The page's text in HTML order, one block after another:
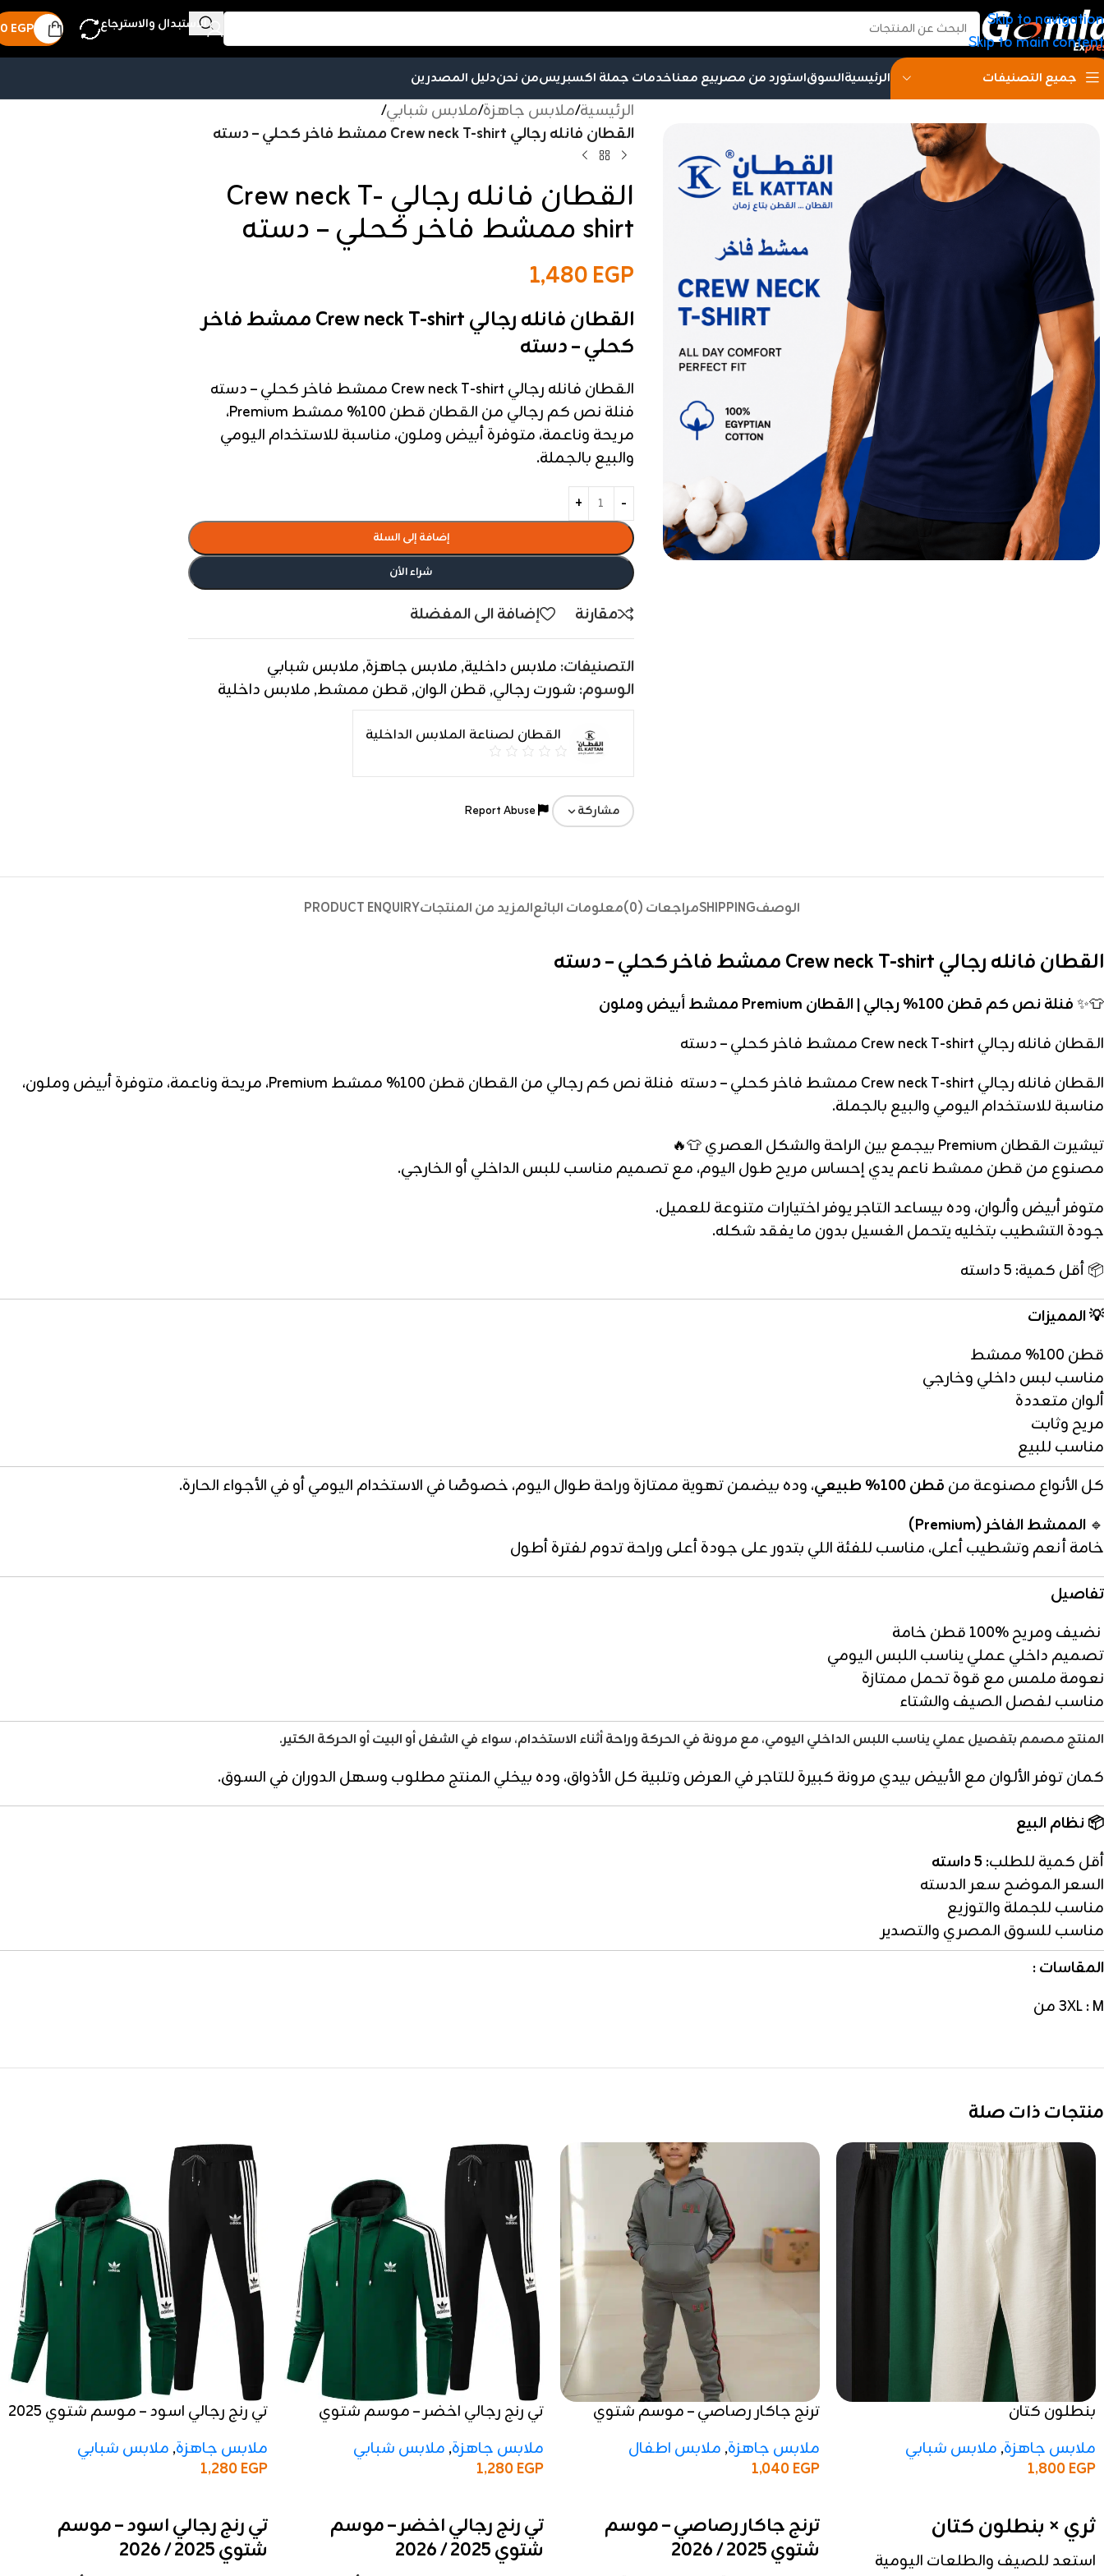
Skip to navigation
Skip to main content
الاستبدال والاسترجاع 0 EGP
جميع التصنيفات الرئيسيةالسوقاستورد من مصربيع معناخدمات جملة اكسبريسمن نحندليل المصدرين
الرئيسية/ملابس جاهزة/ملابس شبابي/
القطان فانله رجالي Crew neck T-shirt ممشط فاخر كحلي – دسته
القطان فانله رجالي Crew neck T-
shirt ممشط فاخر كحلي – دسته
1,480EGP
القطان فانله رجالي Crew neck T-shirt ممشط فاخر
كحلي – دسته
القطان فانله رجالي Crew neck T-shirt ممشط فاخر كحلي – دسته
فنلة نص كم رجالي من القطان قطن 100% ممشط Premium،
مريحة وناعمة، متوفرة أبيض وملون، مناسبة للاستخدام اليومي
والبيع بالجملة.
إضافة إلى السلة
شراء الأن
مقارنة إضافة الى المفضلة
التصنيفات: ملابس داخلية, ملابس جاهزة, ملابس شبابي
الوسوم: شورت رجالي, قطن الوان, قطن ممشط, ملابس داخلية
القطان لصناعة الملابس الداخلية
مشاركة
الوصفSHIPPINGمراجعات (0) معلومات البائعالمزيد من المنتجاتPRODUCT ENQUIRY
القطان فانله رجالي Crew neck T-shirt ممشط فاخر كحلي – دسته
👕✨فنلة نص كم قطن 100% رجالي | القطان Premium ممشط أبيض وملون
القطان فانله رجالي Crew neck T-shirt ممشط فاخر كحلي – دسته
القطان فانله رجالي Crew neck T-shirt ممشط فاخر كحلي – دسته فنلة نص كم رجالي من القطان قطن 100% ممشط Premium، مريحة وناعمة، متوفرة أبيض وملون،
مناسبة للاستخدام اليومي والبيع بالجملة.
تيشيرت القطان Premium بيجمع بين الراحة والشكل العصري 👕🔥
مصنوع من قطن ممشط ناعم يدي إحساس مريح طول اليوم، مع تصميم مناسب للبس الداخلي أو الخارجي.
متوفر أبيض وألوان، وده بيساعد التاجر يوفر اختيارات متنوعة للعميل.
جودة التشطيب بتخليه يتحمل الغسيل بدون ما يفقد شكله.
📦 أقل كمية: 5 داسته
💡 المميزات
قطن 100% ممشط
مناسب لبس داخلي وخارجي
ألوان متعددة
مريح وثابت
مناسب للبيع
كل الأنواع مصنوعة من قطن 100% طبيعي
، وده بيضمن تهوية ممتازة وراحة طوال اليوم، خصوصًا في الاستخدام اليومي أو في الأجواء الحارة.
🔹 الممشط الفاخر (Premium)
خامة أنعم وتشطيب أعلى، مناسب للفئة اللي بتدور على جودة أعلى وراحة تدوم لفترة أطول
تفاصيل
نضيف ومريح %100 قطن خامة
تصميم داخلي عملي يناسب اللبس اليومي
نعومة ملمس مع قوة تحمل ممتازة
مناسب لفصل الصيف والشتاء
المنتج مصمم بتفصيل عملي يناسب اللبس الداخلي اليومي، مع مرونة في الحركة وراحة أثناء الاستخدام، سواء في الشغل أو البيت أو الحركة الكتير.
كمان توفر الألوان مع الأبيض بيدي مرونة كبيرة للتاجر في العرض وتلبية كل الأذواق، وده بيخلي المنتج مطلوب وسهل الدوران في السوق.
📦نظام البيع
أقل كمية للطلب:5 داسته
السعر الموضح سعر الدسته
مناسب للجملة والتوزيع
مناسب للسوق المصري والتصدير
المقاسات :
3XL : M من
منتجات ذات صلة
بنطلون كتان
ملابس جاهزة, ملابس شبابي
1,800EGP
ثري × بنطلون كتان
استعد للصيف والطلعات اليومية
ترنج جاكار رصاصي – موسم شتوي
ملابس جاهزة, ملابس اطفال
1,040EGP
ترنج جاكار رصاصي – موسم
شتوي 2025 / 2026
تي رنج رجالي اخضر – موسم شتوي
ملابس جاهزة, ملابس شبابي
1,280EGP
تي رنج رجالي اخضر – موسم
شتوي 2025 / 2026
تي رنج رجالي اسود – موسم شتوي 2025
ملابس جاهزة, ملابس شبابي
1,280EGP
تي رنج رجالي اسود – موسم
شتوي 2025 / 2026